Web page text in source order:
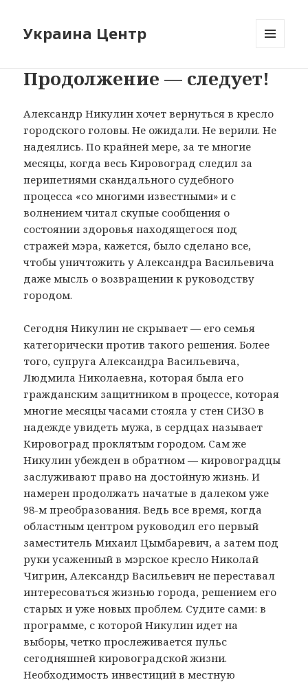
Украина Центр
ВИДЖЕТЫ
Продолжение — следует!
Александр Никулин хочет вернуться в кресло
городского головы. Не ожидали. Не верили. Не
надеялись. По крайней мере, за те многие
месяцы, когда весь Кировоград следил за
перипетиями скандального судебного
процесса «со многими известными» и с
волнением читал скупые сообщения о
состоянии здоровья находящегося под
стражей мэра, кажется, было сделано все,
чтобы уничтожить у Александра Васильевича
даже мысль о возвращении к руководству
городом.
Сегодня Никулин не скрывает — его семья
категорически против такого решения. Более
того, супруга Александра Васильевича,
Людмила Николаевна, которая была его
гражданским защитником в процессе, которая
многие месяцы часами стояла у стен СИЗО в
надежде увидеть мужа, в сердцах называет
Кировоград проклятым городом. Сам же
Никулин убежден в обратном — кировоградцы
заслуживают право на достойную жизнь. И
намерен продолжать начатые в далеком уже
98-м преобразования. Ведь все время, когда
областным центром руководил его первый
заместитель Михаил Цымбаревич, а затем под
руки усаженный в мэрское кресло Николай
Чигрин, Александр Васильевич не переставал
интересоваться жизнью города, решением его
старых и уже новых проблем. Судите сами: в
программе, с которой Никулин идет на
выборы, четко прослеживается пульс
сегодняшней кировоградской жизни.
Необходимость инвестиций в местную